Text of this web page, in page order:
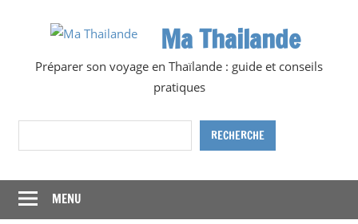
Ma Thailande
Préparer son voyage en Thaïlande : guide et conseils
pratiques
Rechercher
RECHERCHE
MENU